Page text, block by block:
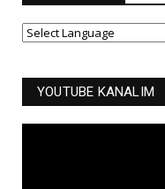
YOUTUBE KANALIM